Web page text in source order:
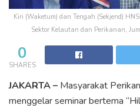
Kiri (Waketum) dan Tengah (Sekjend)
Sektor Kelautan dan Perikanan,
0
SHARES
JAKARTA – Masyarakat
menggelar seminar bertema